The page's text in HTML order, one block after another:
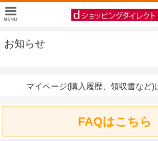
お知らせ
マイページ(購入履歴、領収書など)
FAQはこちら